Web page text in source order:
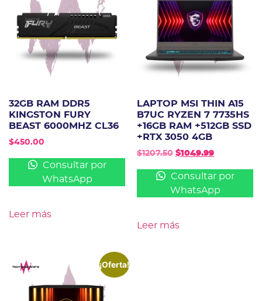
32GB RAM DDR5
KINGSTON FURY
BEAST 6000MHZ CL36
$450.00
Consultar por
WhatsApp
Leer más
LAPTOP MSI THIN A15
B7UC RYZEN 7 7735HS
+16GB RAM +512GB SSD
+RTX 3050 4GB
$1207.50 $1049.99
Consultar por
WhatsApp
Leer más
¡Oferta!